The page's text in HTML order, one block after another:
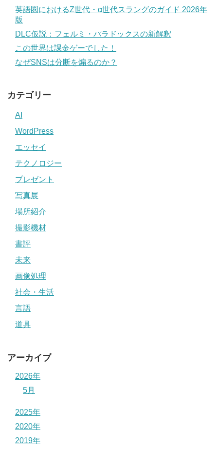
英語圏におけるZ世代・α世代スラングのガイド 2026年
版
DLC仮説：フェルミ・パラドックスの新解釈
この世界は課金ゲーでした！
なぜSNSは分断を煽るのか？
カテゴリー
AI
WordPress
エッセイ
テクノロジー
プレゼント
写真展
場所紹介
撮影機材
書評
未来
画像処理
社会・生活
言語
道具
アーカイブ
2026年
5月
2025年
2020年
2019年